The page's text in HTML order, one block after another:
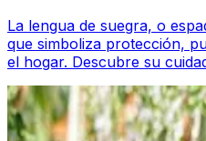
La lengua de suegra, o
que simboliza protección,
el hogar. Descubre su